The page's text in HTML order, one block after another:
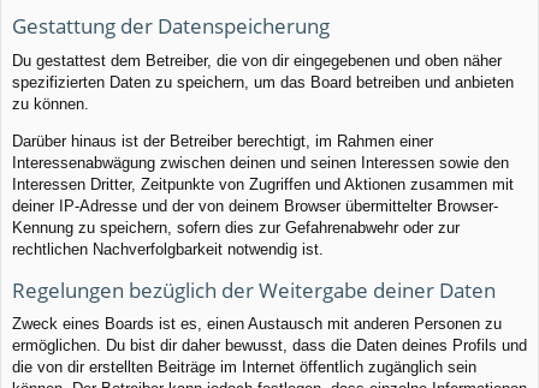
Gestattung der Datenspeicherung
Du gestattest dem Betreiber, die von dir eingegebenen und oben näher
spezifizierten Daten zu speichern, um das Board betreiben und anbieten
zu können.
Darüber hinaus ist der Betreiber berechtigt, im Rahmen einer
Interessenabwägung zwischen deinen und seinen Interessen sowie den
Interessen Dritter, Zeitpunkte von Zugriffen und Aktionen zusammen mit
deiner IP-Adresse und der von deinem Browser übermittelter Browser-
Kennung zu speichern, sofern dies zur Gefahrenabwehr oder zur
rechtlichen Nachverfolgbarkeit notwendig ist.
Regelungen bezüglich der Weitergabe deiner Daten
Zweck eines Boards ist es, einen Austausch mit anderen Personen zu
ermöglichen. Du bist dir daher bewusst, dass die Daten deines Profils und
die von dir erstellten Beiträge im Internet öffentlich zugänglich sein